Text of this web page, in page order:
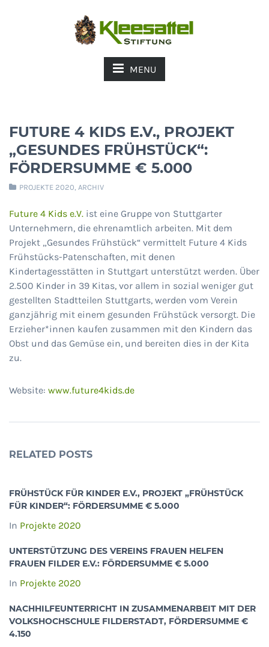
MENU
FUTURE 4 KIDS E.V., PROJEKT
„GESUNDES FRÜHSTÜCK“:
FÖRDERSUMME € 5.000
PROJEKTE 2020, ARCHIV
Future 4 Kids e.V. ist eine Gruppe von Stuttgarter
Unternehmern, die ehrenamtlich arbeiten. Mit dem
Projekt „Gesundes Frühstück“ vermittelt Future 4 Kids
Frühstücks-Patenschaften, mit denen
Kindertagesstätten in Stuttgart unterstützt werden. Über
2.500 Kinder in 39 Kitas, vor allem in sozial weniger gut
gestellten Stadtteilen Stuttgarts, werden vom Verein
ganzjährig mit einem gesunden Frühstück versorgt. Die
Erzieher*innen kaufen zusammen mit den Kindern das
Obst und das Gemüse ein, und bereiten dies in der Kita
zu.
Website: www.future4kids.de
RELATED POSTS
FRÜHSTÜCK FÜR KINDER E.V., PROJEKT „FRÜHSTÜCK
FÜR KINDER“: FÖRDERSUMME € 5.000
In Projekte 2020
UNTERSTÜTZUNG DES VEREINS FRAUEN HELFEN
FRAUEN FILDER E.V.: FÖRDERSUMME € 5.000
In Projekte 2020
NACHHILFEUNTERRICHT IN ZUSAMMENARBEIT MIT DER
VOLKSHOCHSCHULE FILDERSTADT, FÖRDERSUMME €
4.150